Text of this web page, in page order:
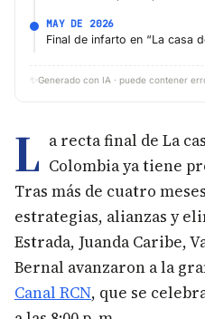
MAY DE 2026
Final de infarto en “La casa
✨ Generado con IA · puede contener
L a recta final de La
Colombia ya tiene
Tras más de cuatro
estrategias, alianzas y
Estrada, Juanda Caribe,
Bernal avanzaron a la
Canal RCN, que se